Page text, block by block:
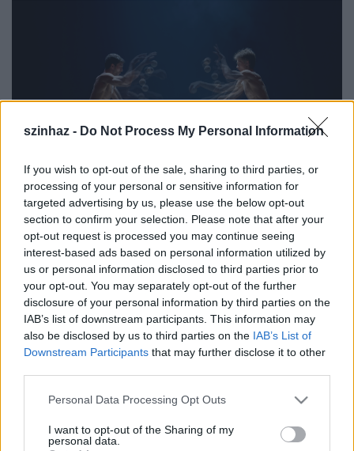
szinhaz - Do Not Process My Personal Information
If you wish to opt-out of the sale, sharing to third parties, or
processing of your personal or sensitive information for
targeted advertising by us, please use the below opt-out
section to confirm your selection. Please note that after your
opt-out request is processed you may continue seeing
interest-based ads based on personal information utilized by
us or personal information disclosed to third parties prior to
your opt-out. You may separately opt-out of the further
disclosure of your personal information by third parties on the
IAB’s list of downstream participants. This information may
also be disclosed by us to third parties on the IAB’s List of
Downstream Participants that may further disclose it to other
Please note that this website/app uses one or more Google
not limited to your visit or usage behaviour. You may click to
grant or deny consent to Google and its third-party tags to
Personal Data Processing Opt Outs
I want to opt-out of the Sharing of my
personal data.
My Land (fotó: Mészáros Csaba)
Első alkalommal mutatták be július 5. és 28. között
Franciaországban a Recirquel 2018-ban debütált
előadását, aMy Land-et,amelyet tavaly a kritikusok
a világ legnagyobb előadó-művészeti fesztiválján, az
Edinburgh Festival-on a legjobb produkciónak
értékeltek. A Vági Bence rendezte alkotás ezúttal a
franciaországi Festival OFF d’Avignon közönségét és
a francia kritikusokat kápráztatta el: a kritikusok a
aposztrofálták a társulat artistáit, akik szerintük
„fluid mozgásukkal, érzékiségükkel újraértelmezik
az előadó-művészeti műfajokat”.